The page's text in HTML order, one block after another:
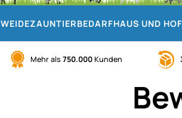
WEIDEZAUNTIERBEDARFHAUS UND HOF
Mehr als 750.000Kunden